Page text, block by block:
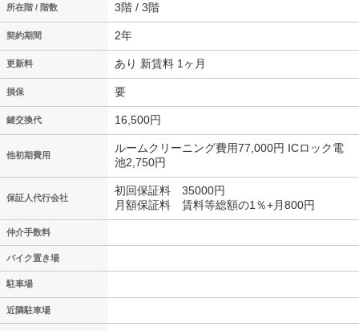
所在階 / 階数 3階 / 3階
契約期間 2年
更新料 あり 新賃料 1ヶ月
損保 要
鍵交換代 16,500円
他初期費用
ルームクリーニング費用77,000円 ICロック電
池2,750円
保証人代行会社
初回保証料 35000円
月額保証料 賃料等総額の1％+月800円
仲介手数料
バイク置き場
駐車場
近隣駐車場